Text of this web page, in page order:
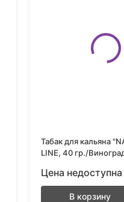
Табак для кальяна
LINE, 40 гр./
Цена недоступна
В корзину